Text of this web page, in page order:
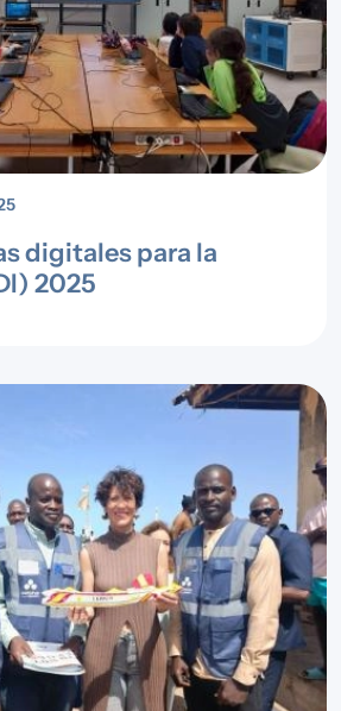
digitales para la
2025